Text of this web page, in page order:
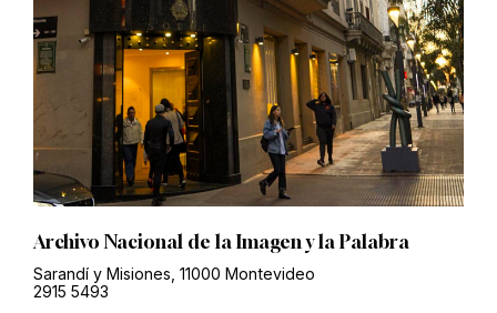
Archivo Nacional de la Imagen y la Palabra
Sarandí y Misiones, 11000 Montevideo
2915 5493